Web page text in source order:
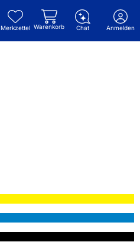
Merkzettel Warenkorb Chat Anmelden